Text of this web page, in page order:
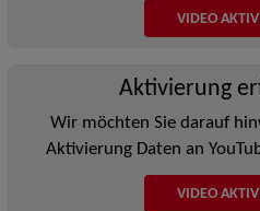
VIDEO
Aktivierung
Wir möchten Sie darauf
Aktivierung Daten an
VIDEO